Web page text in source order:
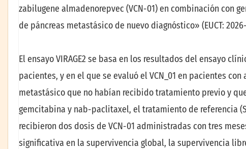
zabilugene almadenorepvec (VCN-01) en combinación con
de páncreas metastásico de nuevo diagnóstico» (EUCT:
El ensayo VIRAGE2 se basa en los resultados del ensayo
pacientes, y en el que se evaluó el VCN_01 en pacientes
metastásico que no habían recibido tratamiento previo y
gemcitabina y nab-paclitaxel, el tratamiento de referencia
recibieron dos dosis de VCN-01 administradas con tres
significativa en la supervivencia global, la supervivencia